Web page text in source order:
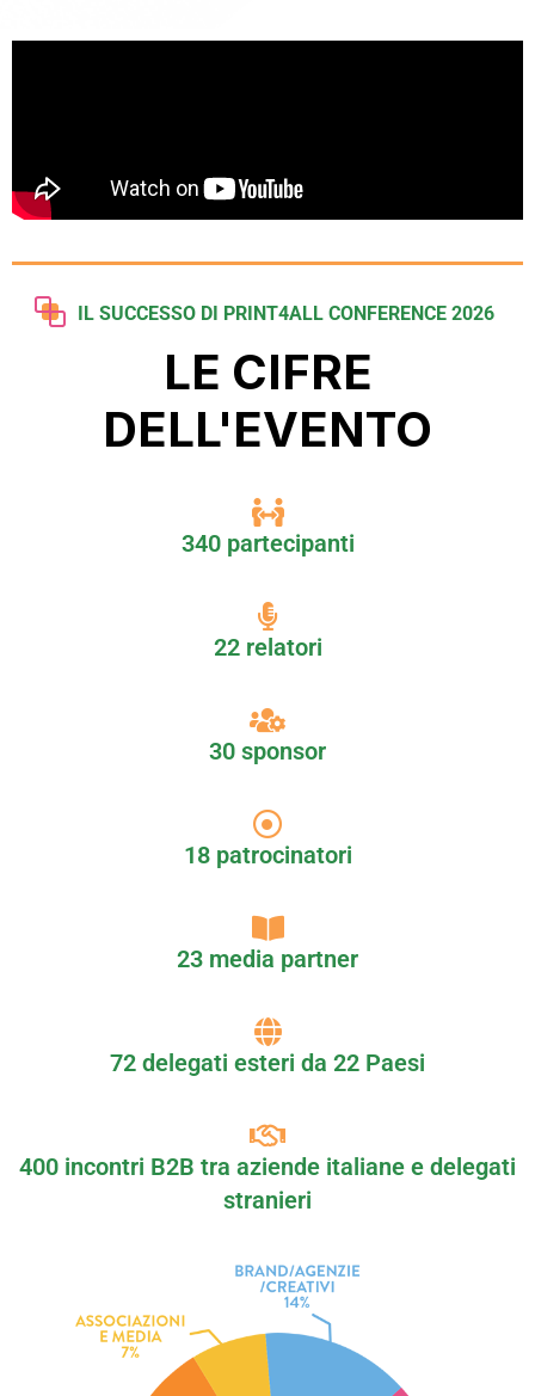
IL SUCCESSO DI PRINT4ALL CONFERENCE 2026
LE CIFRE
DELL'EVENTO
340 partecipanti
22 relatori
30 sponsor
18 patrocinatori
23 media partner
72 delegati esteri da 22 Paesi
400 incontri B2B tra aziende italiane e delegati
stranieri